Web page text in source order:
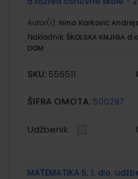
Autor(i): Nina Karković
Nakladnik: ŠKOLSKA KNJIGA
DOM
SKU: 556511
ŠIFRA OMOTA: 500297
Udžbenik
MATEMATIKA 5; 1. dio,